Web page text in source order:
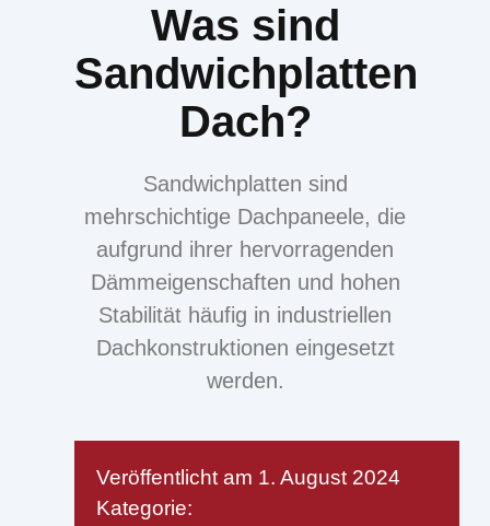
Was sind
Sandwichplatten
Dach?
Sandwichplatten sind
mehrschichtige Dachpaneele, die
aufgrund ihrer hervorragenden
Dämmeigenschaften und hohen
Stabilität häufig in industriellen
Dachkonstruktionen eingesetzt
werden.
Veröffentlicht am 1. August 2024
Kategorie: